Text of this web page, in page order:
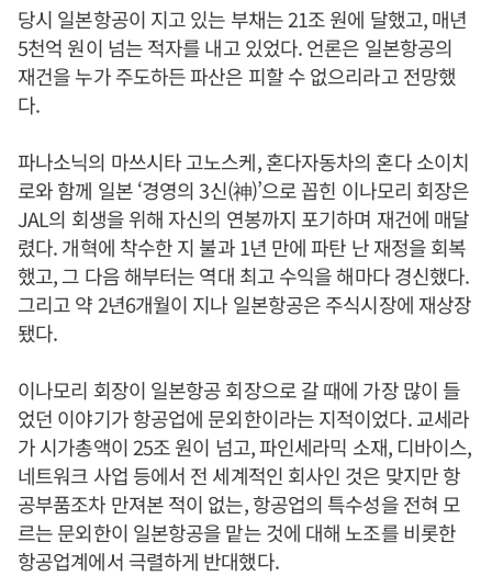
당시 일본항공이 지고 있는 부채는 21조 원에 달했고, 매년
5천억 원이 넘는 적자를 내고 있었다. 언론은 일본항공의
재건을 누가 주도하든 파산은 피할 수 없으리라고 전망했
다.
파나소닉의 마쓰시타 고노스케, 혼다자동차의 혼다 소이치
로와 함께 일본 ‘경영의 3신(神)’으로 꼽힌 이나모리 회장은
JAL의 회생을 위해 자신의 연봉까지 포기하며 재건에 매달
렸다. 개혁에 착수한 지 불과 1년 만에 파탄 난 재정을 회복
했고, 그 다음 해부터는 역대 최고 수익을 해마다 경신했다.
그리고 약 2년6개월이 지나 일본항공은 주식시장에 재상장
됐다.
이나모리 회장이 일본항공 회장으로 갈 때에 가장 많이 들
었던 이야기가 항공업에 문외한이라는 지적이었다. 교세라
가 시가총액이 25조 원이 넘고, 파인세라믹 소재, 디바이스,
네트워크 사업 등에서 전 세계적인 회사인 것은 맞지만 항
공부품조차 만져본 적이 없는, 항공업의 특수성을 전혀 모
르는 문외한이 일본항공을 맡는 것에 대해 노조를 비롯한
항공업계에서 극렬하게 반대했다.